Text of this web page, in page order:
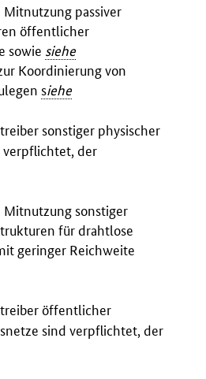
passiver
öffentlicher
sowie siehe
Koordinierung von
siehe
sonstiger physischer
der
Mitnutzung sonstiger
für drahtlose
geringer Reichweite
öffentlicher
sind verpflichtet, der